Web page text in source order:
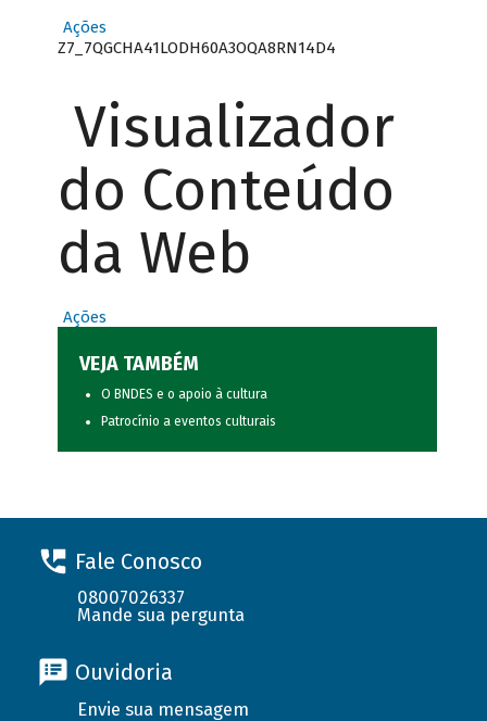
Ações
Z7_7QGCHA41LODH60A3OQA8RN14D4
Visualizador
do Conteúdo
da Web
Ações
VEJA TAMBÉM
O BNDES e o apoio à cultura
Patrocínio a eventos culturais
Fale Conosco
08007026337
Mande sua pergunta
Ouvidoria
Envie sua mensagem